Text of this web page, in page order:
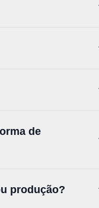
de
produção?